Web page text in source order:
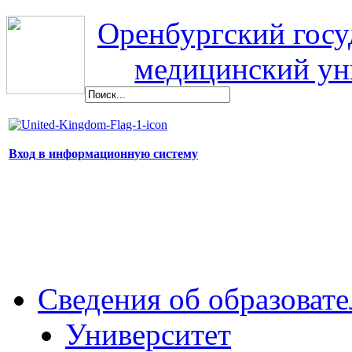
Оренбургский
медицинский
Вход в информационную систему
Сведения об
Университет